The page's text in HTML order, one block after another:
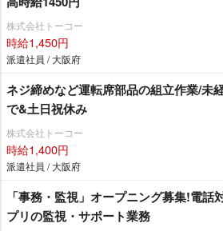
株式会社トーコー
時給1,450円
派遣社員 / 大阪府
ネジ締めなど運転席部品の組立作業/未
で&土日祝休み
株式会社トーコー
時給1,400円
派遣社員 / 大阪府
「事務・監視」オープニング募集!電
プリの監視・サポート業務